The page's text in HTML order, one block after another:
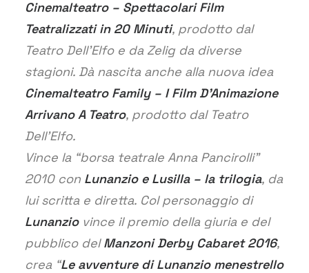
Cinemalteatro – Spettacolari Film
Teatralizzati in 20 Minuti, prodotto dal
Teatro Dell’Elfo e da Zelig da diverse
stagioni. Dà nascita anche alla nuova idea
Cinemalteatro Family – I Film D’Animazione
Arrivano A Teatro, prodotto dal Teatro
Dell’Elfo.
Vince la “borsa teatrale Anna Pancirolli”
2010 con Lunanzio e Lusilla – la trilogia, da
lui scritta e diretta. Col personaggio di
Lunanziovince il premio della giuria e del
pubblico delManzoni Derby Cabaret 2016,
crea “Le avventure di Lunanzio menestrello